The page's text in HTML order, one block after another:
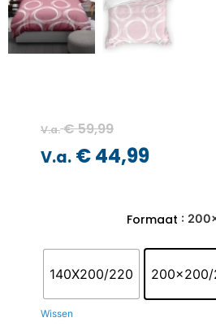
V.a. €59,99
V.a. €44,99
Formaat :
140X200/220 200x200/
Wissen